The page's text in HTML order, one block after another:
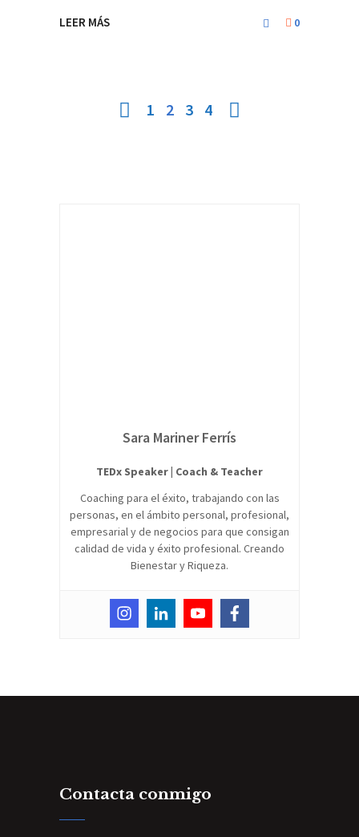
LEER MÁS 0
1 2 3 4
Sara Mariner Ferrís
TEDx Speaker | Coach & Teacher
Coaching para el éxito, trabajando con las
personas, en el ámbito personal, profesional,
empresarial y de negocios para que consigan
calidad de vida y éxito profesional. Creando
Bienestar y Riqueza.
Contacta conmigo